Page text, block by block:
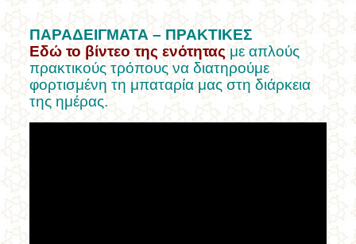
ΠΑΡΑΔΕΙΓΜΑΤΑ – ΠΡΑΚΤΙΚΕΣ
Εδώ το βίντεο της ενότητας με απλούς
πρακτικούς τρόπους να διατηρούμε
φορτισμένη τη μπαταρία μας στη διάρκεια
της ημέρας.